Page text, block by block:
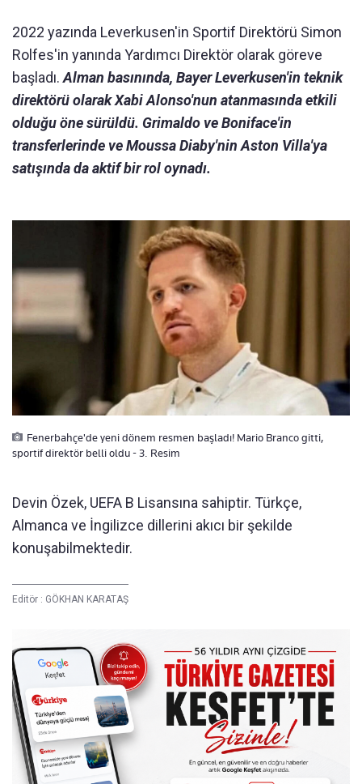
2022 yazında Leverkusen'in Sportif Direktörü Simon
Rolfes'in yanında Yardımcı Direktör olarak göreve
başladı.Alman basınında, Bayer Leverkusen'in teknik
direktörü olarak Xabi Alonso'nun atanmasında etkili
olduğu öne sürüldü. Grimaldo ve Boniface'in
transferlerinde ve Moussa Diaby'nin Aston Villa'ya
satışında da aktif bir rol oynadı.
Fenerbahçe'de yeni dönem resmen başladı! Mario Branco gitti,
sportif direktör belli oldu - 3. Resim
Devin Özek, UEFA B Lisansına sahiptir. Türkçe,
Almanca ve İngilizce dillerini akıcı bir şekilde
konuşabilmektedir.
Editör : GÖKHAN KARATAŞ